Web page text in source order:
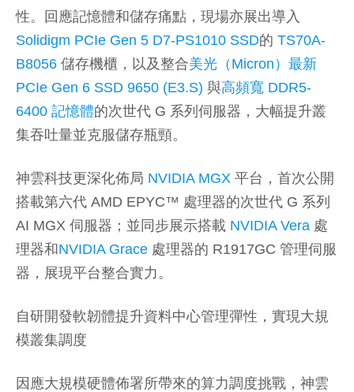
性。回應記憶體和儲存痛點，現場亦展出導入
Solidigm PCIe Gen 5 D7-PS1010 SSD的 TS70A-
B8056 儲存機櫃，以及整合美光（Micron）最新
PCIe Gen 6 SSD 9650 (E3.S) 與高頻寬 DDR5-
6400 記憶體的次世代 G 系列伺服器，大幅提升叢
集吞吐量並克服儲存瓶頸。
神雲科技更深化佈局 NVIDIA MGX 平台，首次公開
搭載第六代 AMD EPYC™ 處理器的次世代 G 系列
AI MGX 伺服器；並同步展示搭載 NVIDIA Vera 處
理器和NVIDIA Grace 處理器的 R1917GC 管理伺服
器，展現平台整合實力。
自研開發軟韌體提升資料中心管理彈性，實現大規
模叢集調度
因應大規模硬體佈署所帶來的算力調度挑戰，神雲